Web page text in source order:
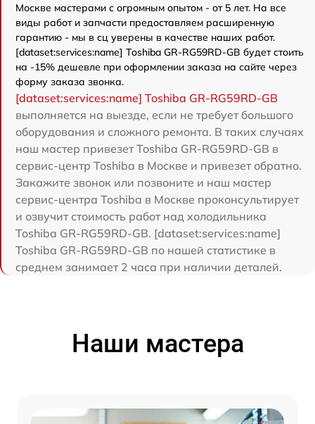
Москве мастерами с огромным опытом - от 5 лет. На все
виды работ и запчасти предоставляем расширенную
гарантию - мы в сц уверены в качестве наших работ.
[dataset:services:name] Toshiba GR-RG59RD-GB будет стоить
на -15% дешевле при оформлении заказа на сайте через
форму заказа звонка.
[dataset:services:name] Toshiba GR-RG59RD-GB
выполняется на выезде, если не требует большого
оборудования и сложного ремонта. В таких случаях
наш мастер привезет Toshiba GR-RG59RD-GB в
сервис-центр Toshiba в Москве и привезет обратно.
Закажите звонок или позвоните и наш мастер
сервис-центра Toshiba в Москве проконсультирует
и озвучит стоимость работ над холодильника
Toshiba GR-RG59RD-GB. [dataset:services:name]
Toshiba GR-RG59RD-GB по нашей статистике в
среднем занимает 2 часа при наличии деталей.
Наши мастера